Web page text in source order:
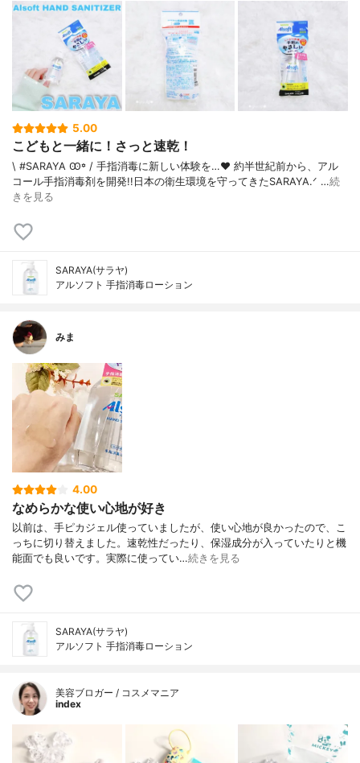
5.00
こどもと一緒に！さっと速乾！
\ #SARAYA Ꙭ꙳ / 手指消毒に新しい体験を…❤︎ 約半世紀前から、アル
コール手指消毒剤を開発!!日本の衛生環境を守ってきたSARAYA‪.ᐟ …続
きを見る
SARAYA(サラヤ)
アルソフト 手指消毒ローション
みま
4.00
なめらかな使い心地が好き
以前は、手ピカジェル使っていましたが、使い心地が良かったので、こ
っちに切り替えました。速乾性だったり、保湿成分が入っていたりと機
能面でも良いです。実際に使ってい…続きを見る
SARAYA(サラヤ)
アルソフト 手指消毒ローション
美容ブロガー / コスメマニア
index